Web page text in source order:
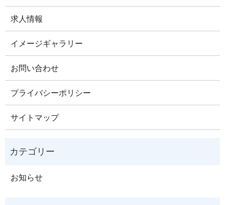
求人情報
イメージギャラリー
お問い合わせ
プライバシーポリシー
サイトマップ
お知らせ